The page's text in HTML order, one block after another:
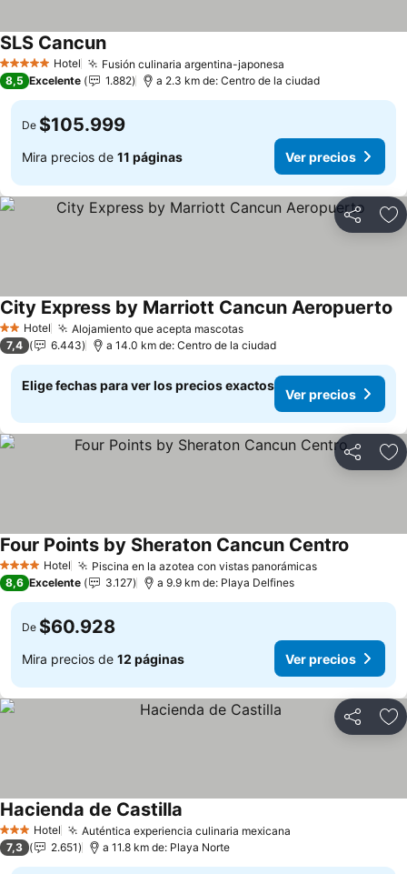
5 Estrellas Hotel Fusión culinaria argentina-japonesa
SLS CancunVer precios
8,5 Excelente 1.882 a 2.3 km de: Centro de la ciudad
De $105.999
Mira precios de 11 páginas Ver precios
Compartir
2 Estrellas
Hotel Alojamiento que acepta mascotasVer precios
City Express by Marriott Cancun Aeropuerto
7,4 6.443 a 14.0 km de: Centro de la ciudad
Elige fechas para ver los precios exactos
Ver precios
Compartir
4 EstrellasHotel Piscina en la azotea con vistas panorámicasVer precios
Four Points by Sheraton Cancun Centro
8,6 Excelente 3.127 a 9.9 km de: Playa Delfines
De $60.928
Mira precios de 12 páginas Ver precios
Compartir
3 Estrellas
Hotel Auténtica experiencia culinaria mexicana
Hacienda de Castilla
7,3 2.651 a 11.8 km de: Playa Norte